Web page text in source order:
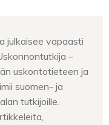
julkaisee vapaasti
–
uskontotieteen ja
suomen- ja
tutkijoille.